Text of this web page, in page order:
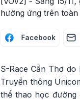
hưởng ứng trên
Facebook
S-Race Cần Thơ
Truyền thông
thể thao học đường